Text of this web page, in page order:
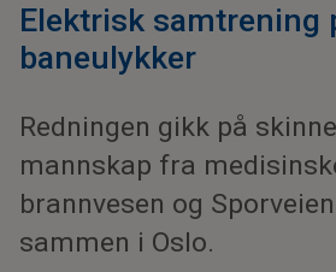
Elektrisk samtrening
baneulykker
Redningen gikk på
mannskap fra
brannvesen og
sammen i Oslo.